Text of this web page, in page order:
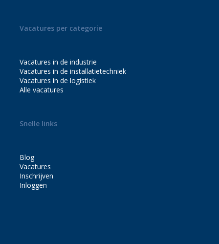
MIDDEN VAN
HET LAND!
Vacatures per categorie
Vacatures in de industrie
Vacatures in de installatietechniek
Vacatures in de logistiek
Alle vacatures
Snelle links
Blog
Vacatures
Inschrijven
Inloggen